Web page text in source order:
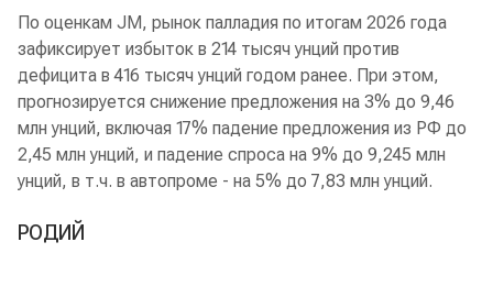
По оценкам JM, рынок палладия по итогам 2026 года
зафиксирует избыток в 214 тысяч унций против
дефицита в 416 тысяч унций годом ранее. При этом,
прогнозируется снижение предложения на 3% до 9,46
млн унций, включая 17% падение предложения из РФ до
2,45 млн унций, и падение спроса на 9% до 9,245 млн
унций, в т.ч. в автопроме - на 5% до 7,83 млн унций.
РОДИЙ